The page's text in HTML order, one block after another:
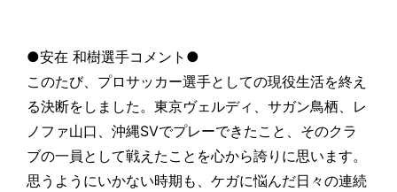
●安在 和樹選手コメント●
このたび、プロサッカー選手としての現役生活を終え
る決断をしました。東京ヴェルディ、サガン鳥栖、レ
ノファ山口、沖縄SVでプレーできたこと、そのクラ
ブの一員として戦えたことを心から誇りに思います。
思うようにいかない時期も、ケガに悩んだ日々の連続